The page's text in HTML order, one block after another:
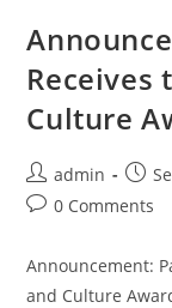
Receives
Culture
Post
author:
admin
Post
Post0 Comments
Announcement:
and Culture